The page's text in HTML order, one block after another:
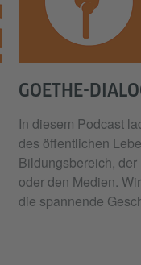
GOETHE-
In diesem Podcast
des öffentlichen
Bildungsbereich,
oder den Medien.
die spannende